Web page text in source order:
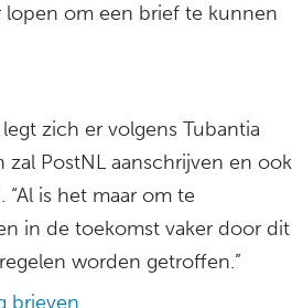
lopen om een brief te kunnen
zich er volgens Tubantia
zal PostNL aanschrijven en ook
is het maar om te
in de toekomst vaker door dit
worden getroffen.”
brieven